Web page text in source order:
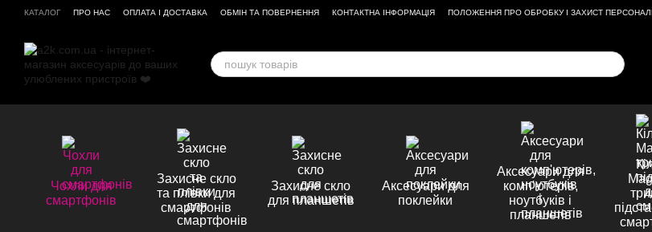
Перейти до основного контенту
КАТАЛОГ ПРО НАС ОПЛАТА І ДОСТАВКА ОБМІН ТА ПОВЕРНЕННЯ КОНТАКТНА ІНФОРМАЦІЯ ПОЛОЖЕННЯ ПРО ОБРОБКУ І ЗАХИСТ
Чохли для
смартфонів
Захисне скло
та плівки для
смартфонів
Захисне скло
для планшетів
Аксесуари для
поклейки
Аксесуари для
комп'ютерів,
ноутбуків і
планшетів